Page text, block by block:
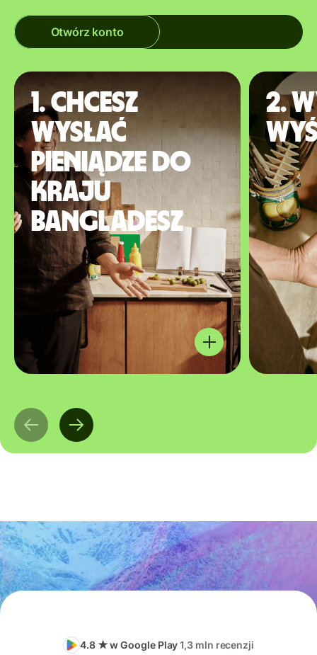
Otwórz konto
1. Chcesz
wysłać
pieniądze do
kraju
Bangladesz
2.
4.8 ★ w Google Play1,3 mln recenzji